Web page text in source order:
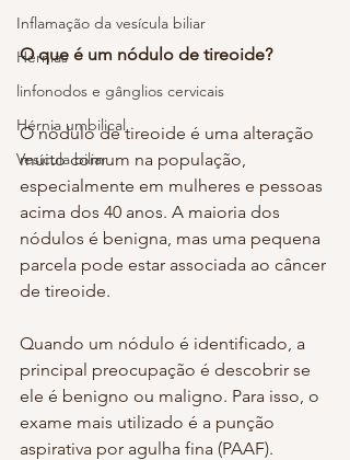
Inflamação da vesícula biliar
Hérnias
linfonodos e gânglios cervicais
Hérnia umbilical
Vesícula biliar
O que é um nódulo de tireoide?
O nódulo de tireoide é uma alteração
muito comum na população,
especialmente em mulheres e pessoas
acima dos 40 anos. A maioria dos
nódulos é benigna, mas uma pequena
parcela pode estar associada ao câncer
de tireoide.
Quando um nódulo é identificado, a
principal preocupação é descobrir se
ele é benigno ou maligno. Para isso, o
exame mais utilizado é a punção
aspirativa por agulha fina (PAAF).